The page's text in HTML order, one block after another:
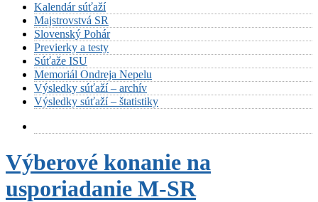
Kalendár súťaží
Majstrovstvá SR
Slovenský Pohár
Previerky a testy
Súťaže ISU
Memoriál Ondreja Nepelu
Výsledky súťaží – archív
Výsledky súťaží – štatistiky
Výberové konanie na
usporiadanie M-SR